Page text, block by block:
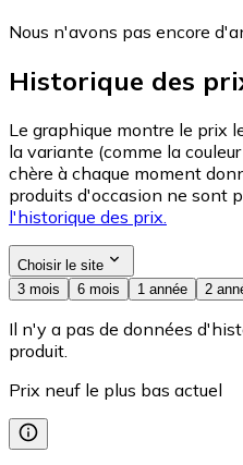
Nous n'avons pas encore
Historique des
Le graphique montre le prix
la variante (comme la
chère à chaque moment
produits d'occasion ne sont
l'historique des prix.
Choisir le site
3 mois
6 mois 1 année 2
Il n'y a pas de données
produit.
Prix neuf le plus bas actuel